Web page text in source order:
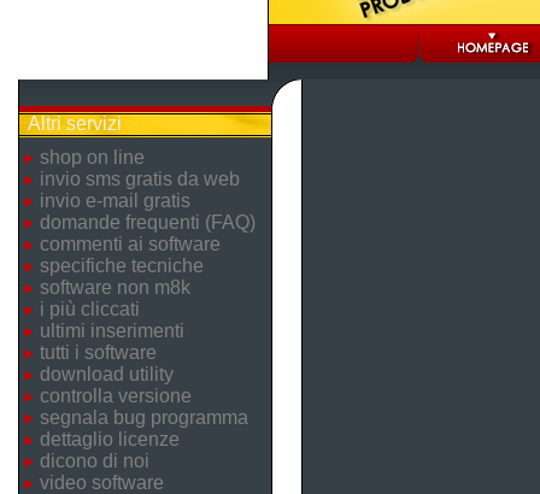
Altri servizi
shop on line
invio sms gratis da web
invio e-mail gratis
domande frequenti (FAQ)
commenti ai software
specifiche tecniche
software non m8k
i più cliccati
ultimi inserimenti
tutti i software
download utility
controlla versione
segnala bug programma
dettaglio licenze
dicono di noi
video software